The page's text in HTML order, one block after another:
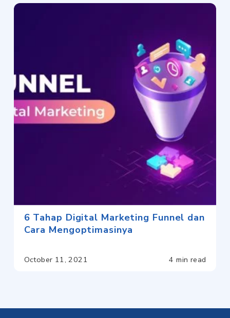
6 Tahap Digital Marketing Funnel dan
Cara Mengoptimasinya
October 11, 2021 4 min read